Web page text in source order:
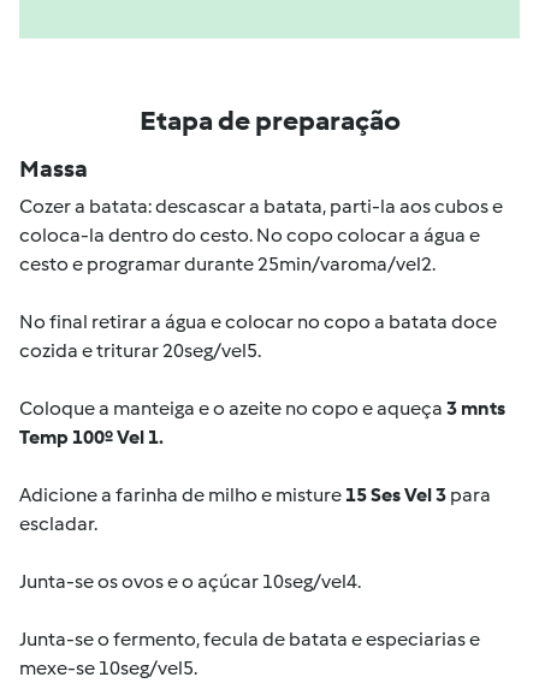
Etapa de preparação
Massa
Cozer a batata: descascar a batata, parti-la aos cubos e
coloca-la dentro do cesto. No copo colocar a água e
cesto e programar durante 25min/varoma/vel2.
No final retirar a água e colocar no copo a batata doce
cozida e triturar 20seg/vel5.
Coloque a manteiga e o azeite no copo e aqueça 3 mnts
Temp 100º Vel 1.
Adicione a farinha de milho e misture 15 Ses Vel 3 para
escladar.
Junta-se os ovos e o açúcar 10seg/vel4.
Junta-se o fermento, fecula de batata e especiarias e
mexe-se 10seg/vel5.